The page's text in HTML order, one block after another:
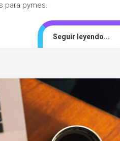
para pymes.
Seguir leyendo...